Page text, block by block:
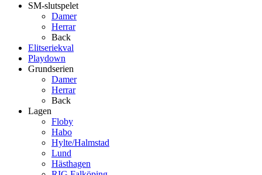
SM-slutspelet
Damer
Herrar
Back
Elitseriekval
Playdown
Grundserien
Damer
Herrar
Back
Lagen
Floby
Habo
Hylte/Halmstad
Lund
Hästhagen